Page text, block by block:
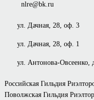
nlre@bk.ru
ул. Дачная, 28, оф. 3
ул. Дачная, 28, оф. 1
ул. Антонова-Овсеенко,
Российская Гильдия
Поволжская Гильдия